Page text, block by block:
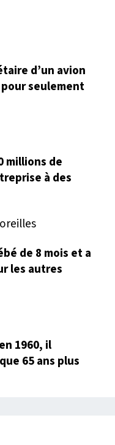
d’un avion
seulement
millions de
à des
de 8 mois et a
les autres
1960, il
65 ans plus